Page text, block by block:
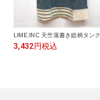
LIME.INC 天竺落書き総柄タンク
3,432円税込